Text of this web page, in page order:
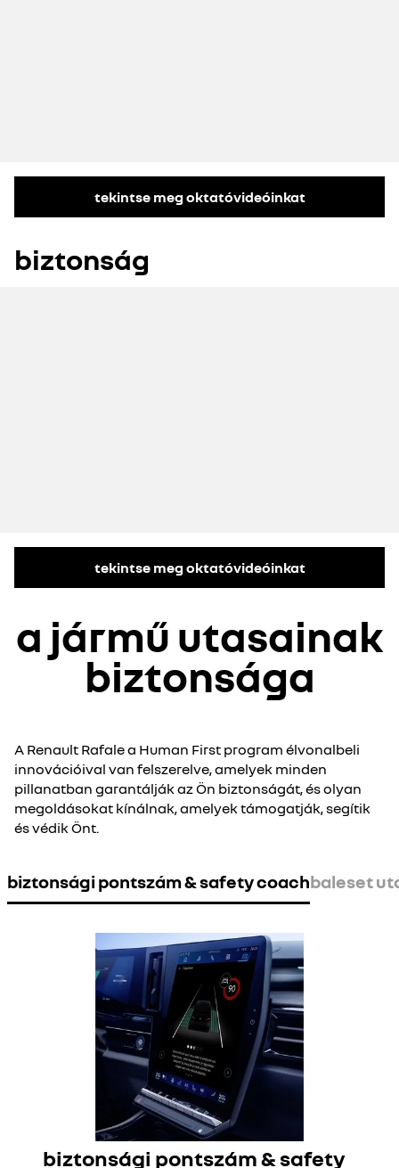
tekintse meg oktatóvideóinkat
biztonság
tekintse meg oktatóvideóinkat
a jármű utasainak
biztonsága
A Renault Rafale a Human First program élvonalbeli
innovációival van felszerelve, amelyek minden
pillanatban garantálják az Ön biztonságát, és olyan
megoldásokat kínálnak, amelyek támogatják, segítik
és védik Önt.
biztonsági pontszám & safety coachbaleset
biztonsági pontszám & safety